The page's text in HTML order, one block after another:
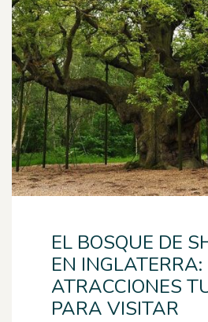
EL BOSQUE DE
EN INGLATERRA:
ATRACCIONES
PARA VISITAR